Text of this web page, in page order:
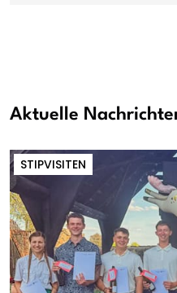
Aktuelle
STIPVISITEN